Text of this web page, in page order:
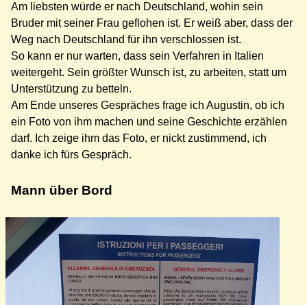
Am liebsten würde er nach Deutschland, wohin sein
Bruder mit seiner Frau geflohen ist. Er weiß aber, dass der
Weg nach Deutschland für ihn verschlossen ist.
So kann er nur warten, dass sein Verfahren in Italien
weitergeht. Sein größter Wunsch ist, zu arbeiten, statt um
Unterstützung zu betteln.
Am Ende unseres Gespräches frage ich Augustin, ob ich
ein Foto von ihm machen und seine Geschichte erzählen
darf. Ich zeige ihm das Foto, er nickt zustimmend, ich
danke ich fürs Gespräch.
Mann über Bord